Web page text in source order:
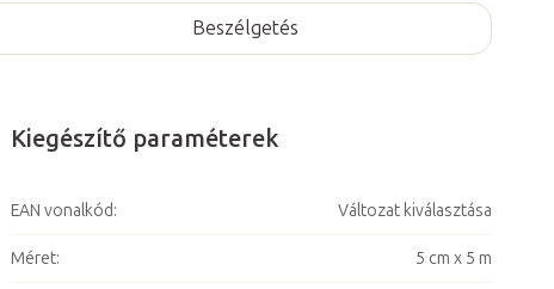
Beszélgetés
Kiegészítő paraméterek
EAN vonalkód: Változat kiválasztása
Méret: 5 cm x 5 m